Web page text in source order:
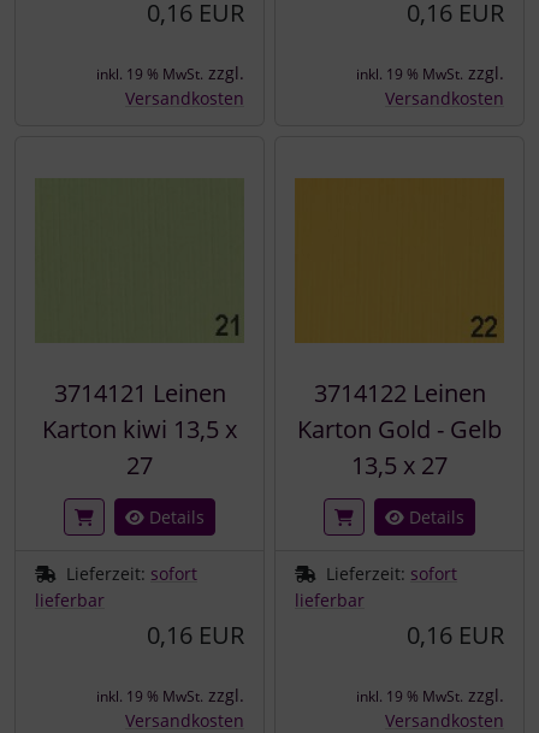
0,16 EUR
inkl. 19 % MwSt. zzgl.
Versandkosten
0,16 EUR
inkl. 19 % MwSt. zzgl.
Versandkosten
3714121 Leinen
Karton kiwi 13,5 x
27
Details
Lieferzeit: sofort
lieferbar
0,16 EUR
inkl. 19 % MwSt. zzgl.
Versandkosten
3714122 Leinen
Karton Gold - Gelb
13,5 x 27
Details
Lieferzeit: sofort
lieferbar
0,16 EUR
inkl. 19 % MwSt. zzgl.
Versandkosten